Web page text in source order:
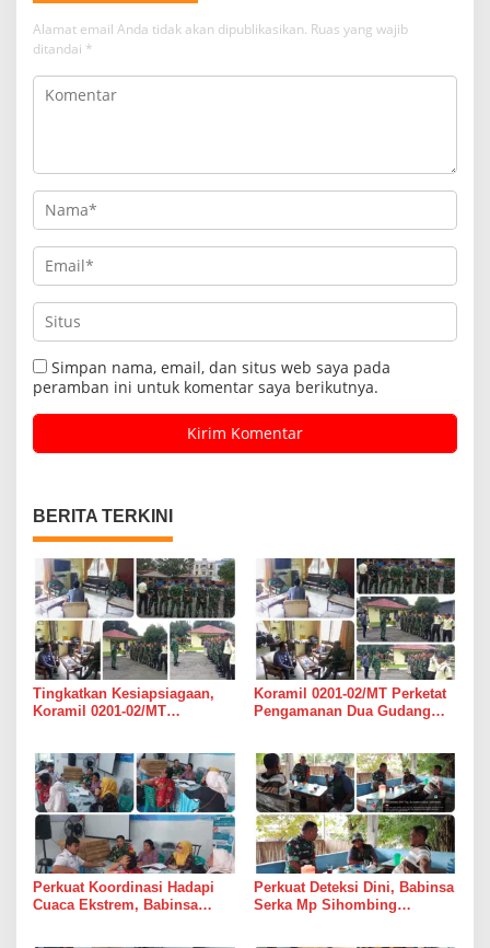
Alamat email Anda tidak akan dipublikasikan. Ruas yang wajib
ditandai *
Simpan nama, email, dan situs web saya pada
peramban ini untuk komentar saya berikutnya.
BERITA TERKINI
Tingkatkan Kesiapsiagaan,
Koramil 0201-02/MT
Koramil 0201-02/MT Perketat
Pengamanan Dua Gudang
Perkuat Koordinasi Hadapi
Cuaca Ekstrem, Babinsa
Perkuat Deteksi Dini, Babinsa
Serka Mp Sihombing